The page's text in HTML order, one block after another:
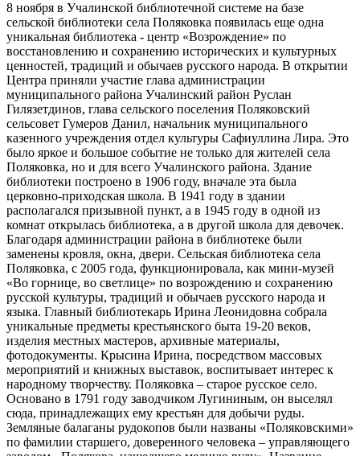
8 ноября в Учалинской библиотечной системе на базе
сельской библиотеки села Поляковка появилась еще одна
уникальная библиотека - центр «Возрождение» по
восстановлению и сохранению исторических и культурных
ценностей, традиций и обычаев русского народа. В открытии
Центра приняли участие глава администрации
муниципального района Учалинский район Руслан
Гилязетдинов, глава сельского поселения Поляковский
сельсовет Гумеров Данил, начальник муниципального
казенного учреждения отдел культуры Сафиуллина Лира. Это
было яркое и большое событие не только для жителей села
Поляковка, но и для всего Учалинского района. Здание
библиотеки построено в 1906 году, вначале эта была
церковно-приходская школа. В 1941 году в здании
располагался призывной пункт, а в 1945 году в одной из
комнат открылась библиотека, а в другой школа для девочек.
Благодаря администрации района в библиотеке были
заменены кровля, окна, двери. Сельская библиотека села
Поляковка, с 2005 года, функционировала, как мини-музей
«Во горнице, во светлице» по возрождению и сохранению
русской культуры, традиций и обычаев русского народа и
языка. Главный библиотекарь Ирина Леонидовна собрала
уникальные предметы крестьянского быта 19-20 веков,
изделия местных мастеров, архивные материалы,
фотодокументы. Крысина Ирина, посредством массовых
мероприятий и книжных выставок, воспитывает интерес к
народному творчеству. Поляковка – старое русское село.
Основано в 1791 году заводчиком Лугининым, он выселял
сюда, принадлежащих ему крестьян для добычи руды.
Земляные балаганы рудокопов были названы «Поляковскими»
по фамилии старшего, доверенного человека – управляющего